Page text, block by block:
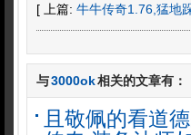
[ 上篇: 牛牛传奇1.76,猛地
与3000ok相关的文章有：
且敬佩的看道